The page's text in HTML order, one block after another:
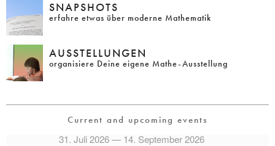
SNAPSHOTS
erfahre etwas über moderne Mathematik
AUSSTELLUNGEN
organisiere Deine eigene Mathe-Ausstellung
Current and upcoming events
31. Juli 2026 — 14. September 2026